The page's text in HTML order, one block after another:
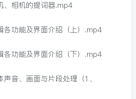
、相机的提词器.mp4
各功能及界面介绍（上）.mp4
各功能及界面介绍（下）.mp4
音、画面与片段处理（1、